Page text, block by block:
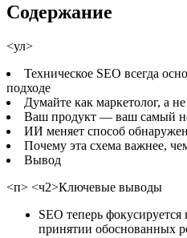
Содержание
<ул>
Техническое SEO всегда
подходе
Думайте как маркетолог, а
Ваш продукт — ваш самый
ИИ меняет способ
Почему эта схема важнее,
Вывод
<п> <ч2>Ключевые выводы
SEO теперь фокусируется
принятии обоснованных